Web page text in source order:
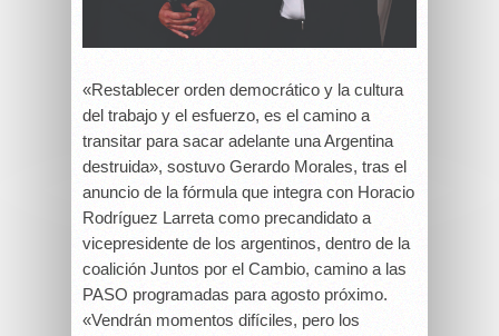
«Restablecer orden democrático y la cultura
del trabajo y el esfuerzo, es el camino a
transitar para sacar adelante una Argentina
destruida», sostuvo Gerardo Morales, tras el
anuncio de la fórmula que integra con Horacio
Rodríguez Larreta como precandidato a
vicepresidente de los argentinos, dentro de la
coalición Juntos por el Cambio, camino a las
PASO programadas para agosto próximo.
«Vendrán momentos difíciles, pero los